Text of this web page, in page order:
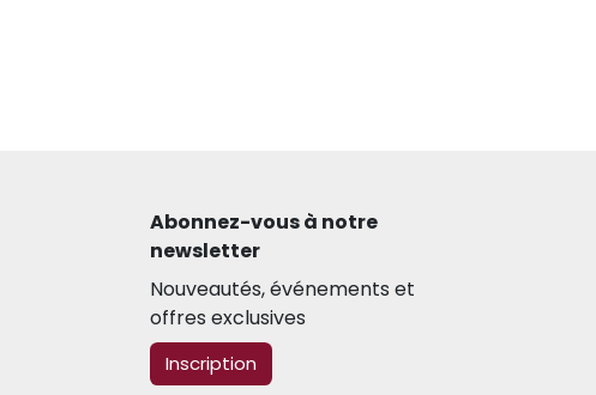
Abonnez-vous à notre
newsletter​
Nouveautés, événements et
offres exclusives
​​​​Inscription